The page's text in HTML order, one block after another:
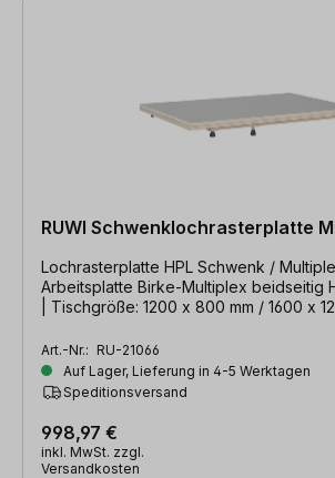
RUWI Schwenklochrasterplatte
Lochrasterplatte HPL Schwenk /
Arbeitsplatte Birke-Multiplex beidseitig
| Tischgröße: 1200 x 800 mm / 1600 x
Art.-Nr.: RU-21066
Auf Lager, Lieferung in 4-5 Werktagen
Speditionsversand
998,97 €
inkl. MwSt. zzgl.
Versandkosten